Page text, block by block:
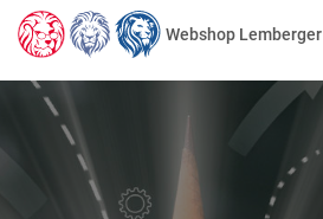
Webshop Lemberger